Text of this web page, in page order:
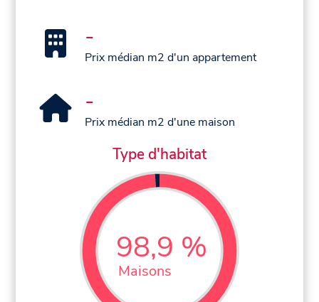
-
Prix médian m2 d'un appartement
-
Prix médian m2 d'une maison
Type d'habitat
98,9 %
Maisons